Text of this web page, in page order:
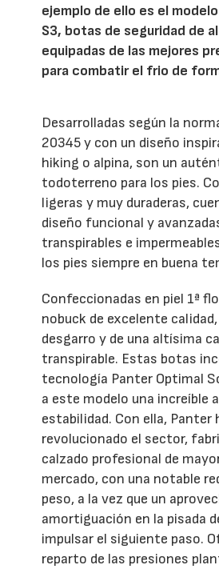
ejemplo de ello es el
S3, botas de seguridad de
equipadas de las mejores
para combatir el frio de
Desarrolladas según la
20345 y con un diseño
hiking o alpina, son un
todoterreno para los pies.
ligeras y muy duraderas,
diseño funcional y
transpirables e
los pies siempre en buena
Confeccionadas en piel 1ª
nobuck de excelente
desgarro y de una altísima
transpirable. Estas botas
tecnología Panter Optimal
a este modelo una increíble
estabilidad. Con ella, Panter
revolucionado el sector,
calzado profesional de
mercado, con una notable
peso, a la vez que un
amortiguación en la pisada
impulsar el siguiente paso.
reparto de las presiones